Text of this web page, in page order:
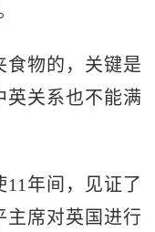
食物的，关键是
英关系也不能满
年间，见证了
主席对英国进行